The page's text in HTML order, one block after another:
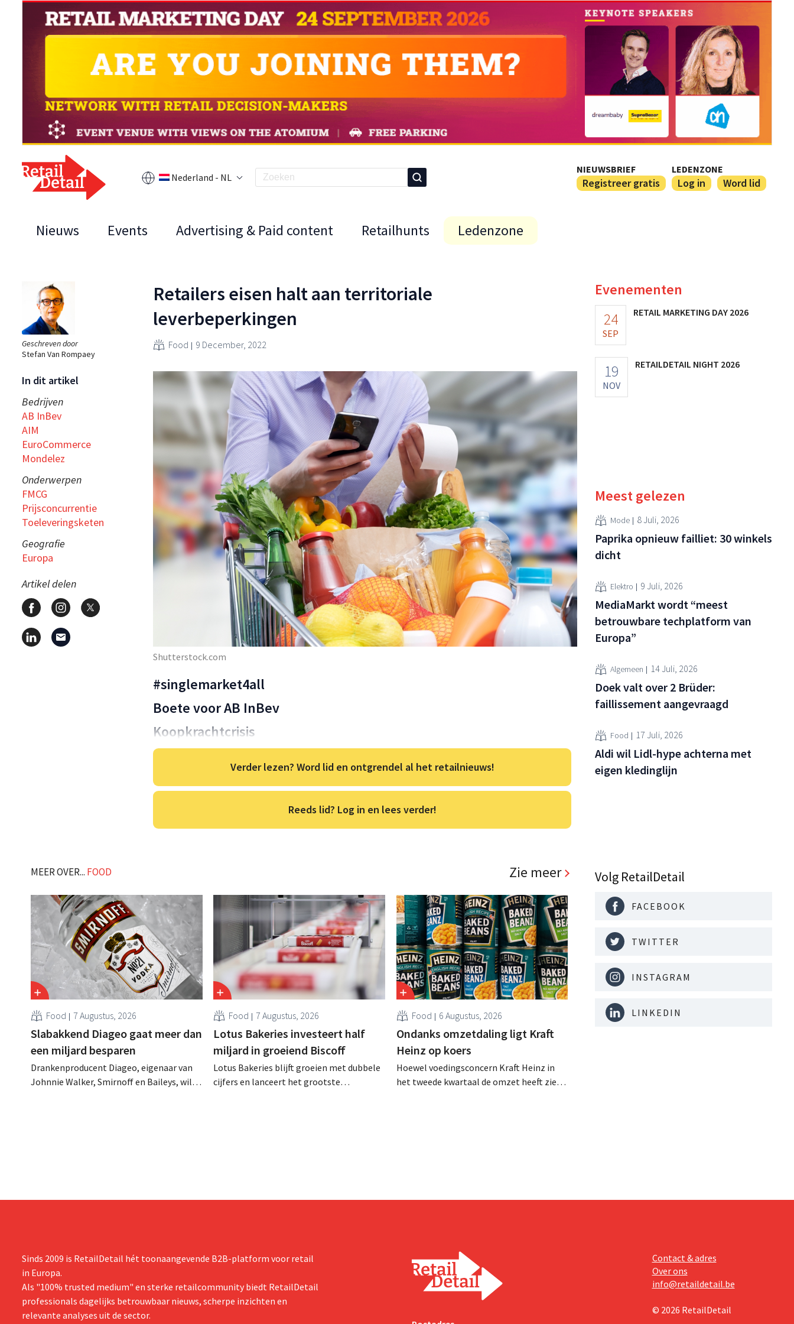
Nederland - NL
NIEUWSBRIEF
Registreer gratis
LEDENZONE
Log in Word lid
Nieuws Events Advertising & Paid content Retailhunts Ledenzone
Geschreven door
Stefan Van Rompaey
In dit artikel
Bedrijven
AB InBev
AIM
EuroCommerce
Mondelez
Onderwerpen
FMCG
Prijsconcurrentie
Toeleveringsketen
Geografie
Europa
Artikel delen
Retailers eisen halt aan territoriale
leverbeperkingen
Food 9 December, 2022
Shutterstock.com
#singlemarket4all
Boete voor AB InBev
Koopkrachtcrisis
Verder lezen? Word lid en ontgrendel al het retailnieuws!
Reeds lid? Log in en lees verder!
MEER OVER... FOOD Zie meer
Food 7 Augustus, 2026
Slabakkend Diageo gaat meer dan
een miljard besparen
Drankenproducent Diageo, eigenaar van
Johnnie Walker, Smirnoff en Baileys, wil
Food 7 Augustus, 2026
Lotus Bakeries investeert half
miljard in groeiend Biscoff
Lotus Bakeries blijft groeien met dubbele
cijfers en lanceert het grootste
Food 6 Augustus, 2026
Ondanks omzetdaling ligt Kraft
Heinz op koers
Hoewel voedingsconcern Kraft Heinz in
het tweede kwartaal de omzet heeft zien
Evenementen
24
SEP
RETAIL MARKETING DAY 2026
19
NOV
RETAILDETAIL NIGHT 2026
Meest gelezen
Mode 8 Juli, 2026
Paprika opnieuw failliet: 30 winkels
dicht
Elektro 9 Juli, 2026
MediaMarkt wordt “meest
betrouwbare techplatform van
Europa”
Algemeen 14 Juli, 2026
Doek valt over 2 Brüder:
faillissement aangevraagd
Food 17 Juli, 2026
Aldi wil Lidl-hype achterna met
eigen kledinglijn
Volg RetailDetail
FACEBOOK
TWITTER
INSTAGRAM
LINKEDIN
Sinds 2009 is RetailDetail hét toonaangevende B2B-platform voor retail
in Europa.
Als "100% trusted medium" en sterke retailcommunity biedt RetailDetail
professionals dagelijks betrouwbaar nieuws, scherpe inzichten en
relevante analyses uit de sector.
Contact & adres
Over ons
info@retaildetail.be
© 2026 RetailDetail